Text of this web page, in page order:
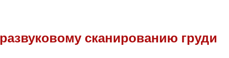
сканированию груди